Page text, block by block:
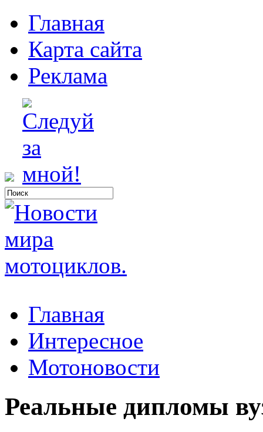
Главная
Карта сайта
Реклама
Главная
Интересное
Мотоновости
Реальные дипломы